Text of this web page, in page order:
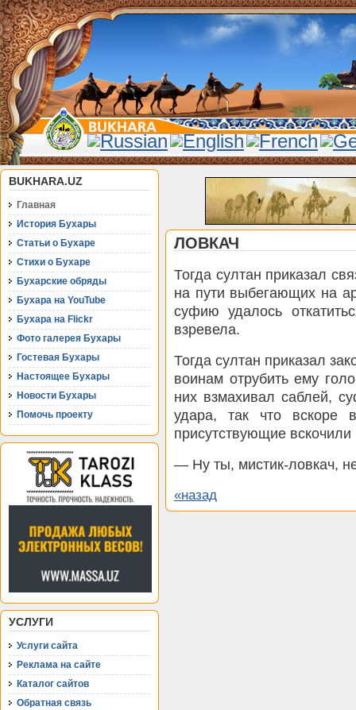
BUKHARA.UZ
Главная
История Бухары
Статьи о Бухаре
Стихи о Бухаре
Бухарские обряды
Бухара на YouTube
Бухара на Flickr
Фото галерея Бухары
Гостевая Бухары
Настоящее Бухары
Новости Бухары
Помочь проекту
УСЛУГИ
Услуги сайта
Реклама на сайте
Каталог сайтов
Обратная связь
ЛОВКАЧ
Тогда султан приказал
на пути выбегающих на
суфию удалось
взревела.
Тогда султан приказал
воинам отрубить ему
них взмахивал саблей,
удара, так что вскоре
присутствующие вскочили
— Ну ты, мистик-ловкач,
«назад